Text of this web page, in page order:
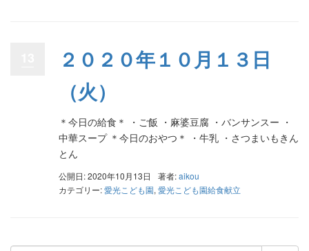
２０２０年１０月１３日
（火）
＊今日の給食＊ ・ご飯 ・麻婆豆腐 ・バンサンスー ・
中華スープ ＊今日のおやつ＊ ・牛乳 ・さつまいもきん
とん
公開日: 2020年10月13日 著者:aikou
カテゴリー:愛光こども園, 愛光こども園給食献立